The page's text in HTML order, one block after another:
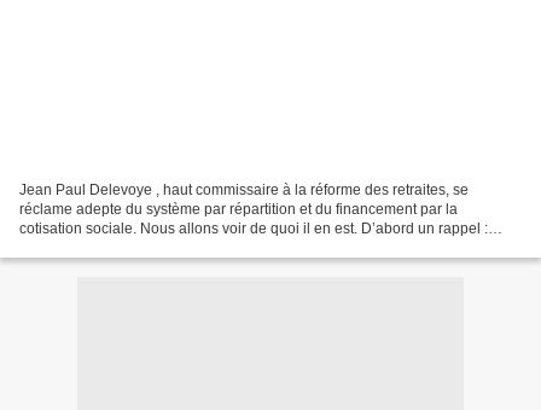
Jean Paul Delevoye , haut commissaire à la réforme des retraites, se
réclame adepte du système par répartition et du financement par la
cotisation sociale. Nous allons voir de quoi il en est. D’abord un rappel :